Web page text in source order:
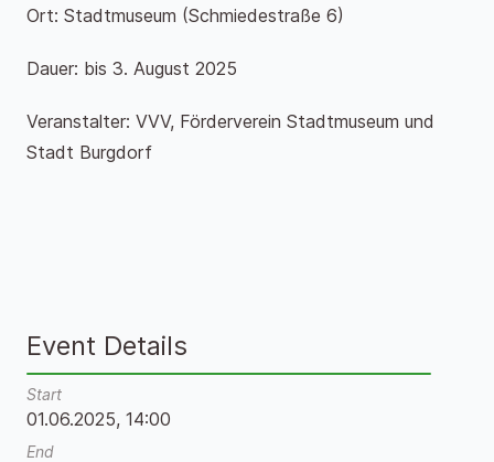
Ort: Stadtmuseum (Schmiedestraße 6)
Dauer: bis 3. August 2025
Veranstalter: VVV, Förderverein Stadtmuseum und
Stadt Burgdorf
Event Details
Start
01.06.2025, 14:00
End